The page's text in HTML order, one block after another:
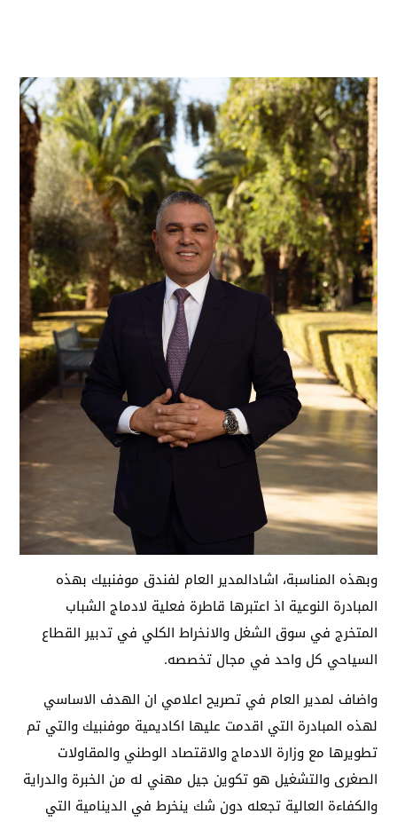
وبهذه المناسبة، اشادالمدير العام لفندق موفنبيك بهذه
المبادرة النوعية اذ اعتبرها قاطرة فعلية لادماج الشباب
المتخرج في سوق الشغل والانخراط الكلي في تدبير القطاع
السياحي كل واحد في مجال تخصصه.
واضاف لمدير العام في تصريح اعلامي ان الهدف الاساسي
لهذه المبادرة التي اقدمت عليها اكاديمية موفنبيك والتي تم
تطويرها مع وزارة الادماج والاقتصاد الوطني والمقاولات
الصغرى والتشغيل هو تكوين جيل مهني له من الخبرة والدراية
والكفاءة العالية تجعله دون شك ينخرط في الدينامية التي